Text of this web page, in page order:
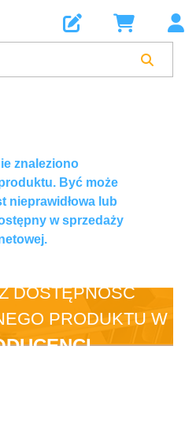
znaleziono
Być może
nieprawidłowa lub
w sprzedaży
DOSTĘPNOŚĆ
PRODUKTU W